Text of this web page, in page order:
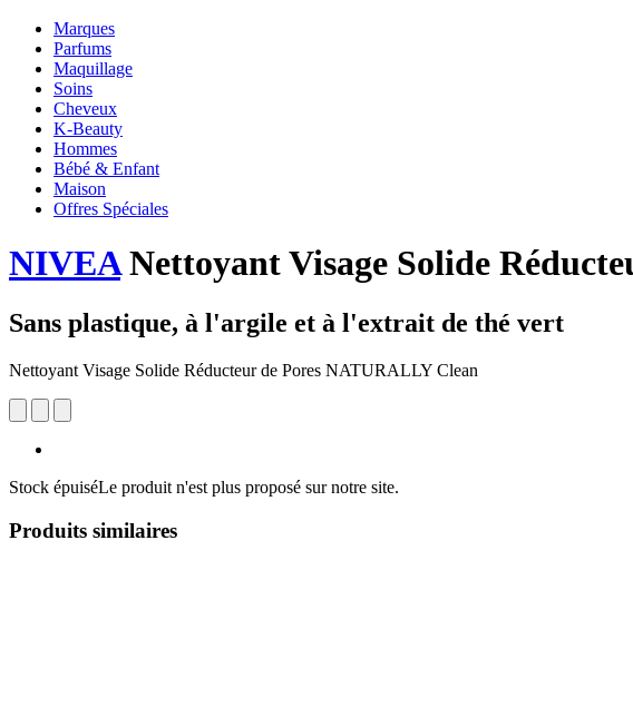
Marques
Parfums
Maquillage
Soins
Cheveux
K-Beauty
Hommes
Bébé & Enfant
Maison
Offres Spéciales
NIVEANettoyant Visage Solide
Sans plastique, à l'argile et à l'extrait de thé vert
Nettoyant Visage Solide Réducteur de Pores NATURALLY Clean
Stock épuiséLe produit n'est plus proposé sur notre site.
Produits similaires